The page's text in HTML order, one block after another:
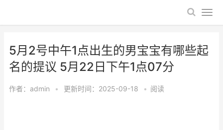
5月2号中午1点出生的男宝宝有哪些起
名的提议 5月22日下午1点07分
作者： admin • 更新时间：2025-09-18 • 阅读